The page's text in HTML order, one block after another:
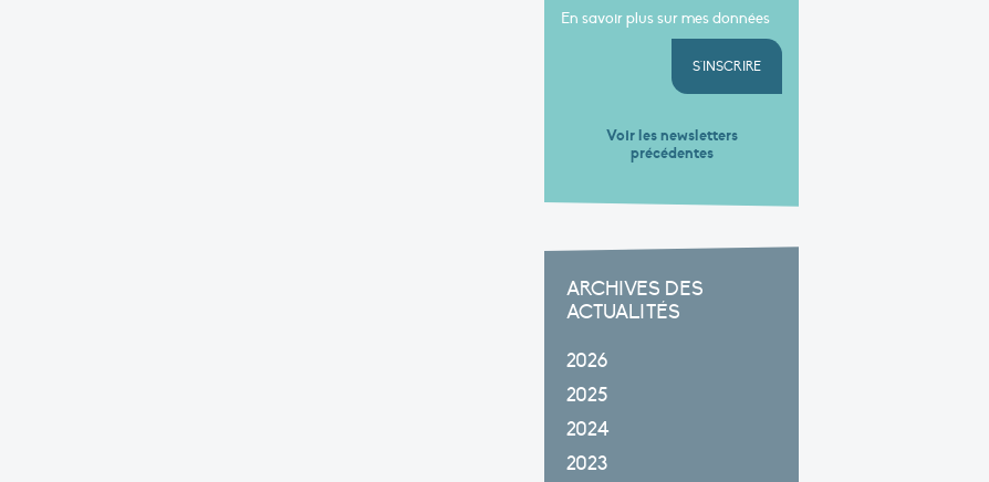
En savoir plus sur mes données
S'INSCRIRE
Voir les newsletters
précédentes
ARCHIVES DES
ACTUALITÉS
2026
2025
2024
2023